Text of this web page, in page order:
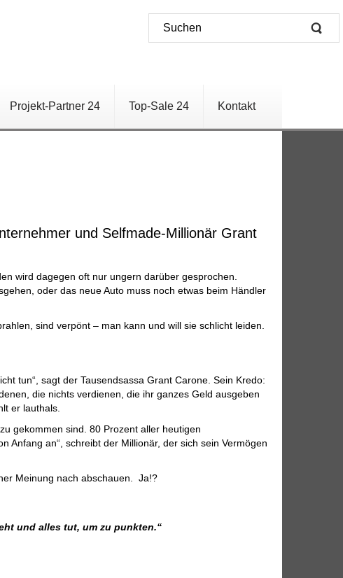
Projekt-Partner 24 Top-Sale 24 Kontakt
und Selfmade-Millionär Grant
wird dagegen oft nur ungern darüber gesprochen.
oder das neue Auto muss noch etwas beim Händler
sind verpönt – man kann und will sie schlicht leiden.
tun“, sagt der Tausendsassa Grant Carone. Sein Kredo:
die nichts verdienen, die ihr ganzes Geld ausgeben
er lauthals.
gekommen sind. 80 Prozent aller heutigen
Anfang an“, schreibt der Millionär, der sich sein Vermögen
Meinung nach abschauen. Ja!?
und alles tut, um zu punkten.“